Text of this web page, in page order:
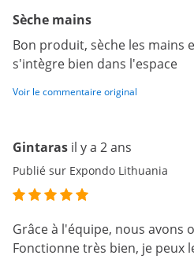
Sèche mains
Bon produit, sèche les mains
s'intègre bien dans l'espace
Voir le commentaire original
Gintaras il y a 2 ans
Publié sur Expondo Lithuania
Grâce à l'équipe, nous avons
Fonctionne très bien, je peux